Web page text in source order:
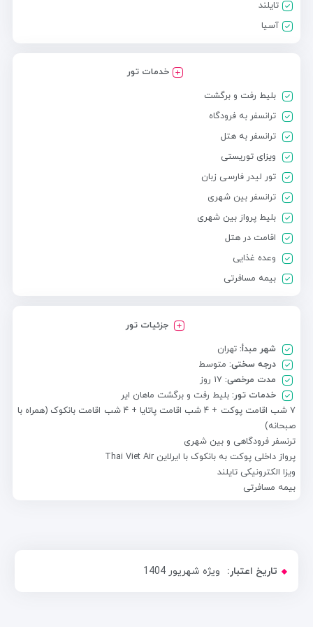
تایلند
آسیا
خدمات تور
بلیط رفت و برگشت
ترانسفر به فرودگاه
ترانسفر به هتل
ویزای توریستی
تور لیدر فارسی زبان
ترانسفر بین شهری
بلیط پرواز بین شهری
اقامت در هتل
وعده غذایی
بیمه مسافرتی
جزئیات تور
شهر مبدأ: تهران
درجه سختی: متوسط
مدت مرخصی: ۱۷ روز
خدمات تور: بلیط رفت و برگشت ماهان ایر
۷ شب اقامت پوکت + ۴ شب اقامت پاتایا + ۴ شب اقامت بانکوک (همراه با
صبحانه)
ترنسفر فرودگاهی و بین شهری
پرواز داخلی پوکت به بانکوک با ایرلاین Thai Viet Air
ویزا الکترونیکی تایلند
بیمه مسافرتی
تاریخ اعتبار: ویژه شهریور 1404